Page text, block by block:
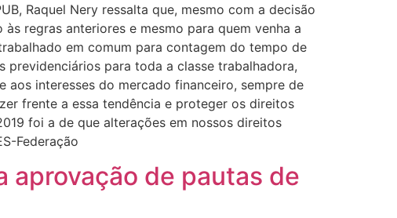
Raquel Nery ressalta que, mesmo com a decisão
regras anteriores e mesmo para quem venha a
em comum para contagem do tempo de
para toda a classe trabalhadora,
interesses do mercado financeiro, sempre de
frente a essa tendência e proteger os direitos
foi a de que alterações em nossos direitos
Federação
aprovação de pautas de